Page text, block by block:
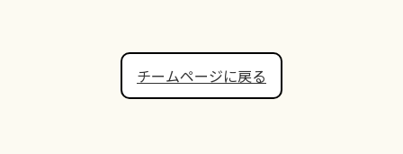
チームページに戻る